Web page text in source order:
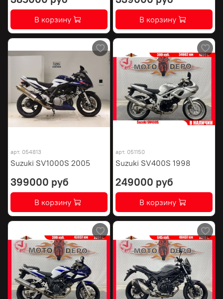
В корзину В корзину
арт. 054813
Suzuki SV1000S 2005
399000 руб
В корзину
арт. 051150
Suzuki SV400S 1998
249000 руб
В корзину